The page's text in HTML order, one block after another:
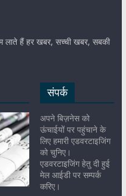
लाते हैं हर खबर, सच्ची खबर, सबकी
संपर्क
अपने बिज़नेस को
ऊंचाईयों पर पहुंचाने के
लिए हमारी एडवरटाइजिंग
को चुनिए।
एडवरटाइजिंग हेतु दी हुई
मेल आईडी पर सम्पर्क
करिए।